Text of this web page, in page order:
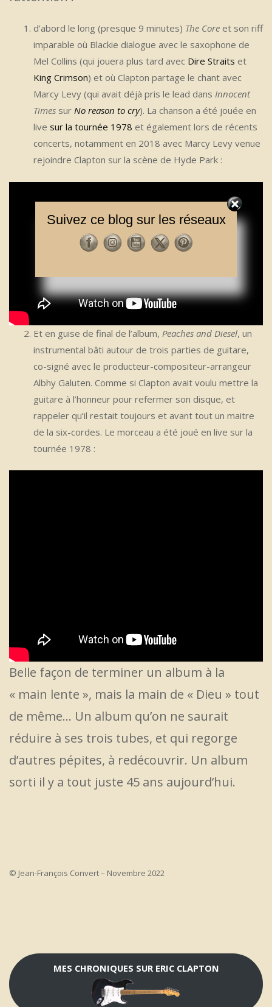
d’abord le long (presque 9 minutes) The Core et son riff
imparable où Blackie dialogue avec le saxophone de
Mel Collins (qui jouera plus tard avec Dire Straits et
King Crimson) et où Clapton partage le chant avec
Marcy Levy (qui avait déjà pris le lead dans Innocent
Times sur No reason to cry). La chanson a été jouée en
live sur la tournée 1978 et également lors de récents
concerts, notamment en 2018 avec Marcy Levy venue
rejoindre Clapton sur la scène de Hyde Park :
Et en guise de final de l’album, Peaches and Diesel, un
instrumental bâti autour de trois parties de guitare,
co-signé avec le producteur-compositeur-arrangeur
Albhy Galuten. Comme si Clapton avait voulu mettre la
guitare à l’honneur pour refermer son disque, et
rappeler qu’il restait toujours et avant tout un maitre
de la six-cordes. Le morceau a été joué en live sur la
tournée 1978 :
Belle façon de terminer un album à la
« main lente », mais la main de « Dieu » tout
de même… Un album qu’on ne saurait
réduire à ses trois tubes, et qui regorge
d’autres pépites, à redécouvrir. Un album
sorti il y a tout juste 45 ans aujourd’hui.
© Jean-François Convert – Novembre 2022
MES CHRONIQUES SUR ERIC CLAPTON
Suivez ce blog sur les réseaux